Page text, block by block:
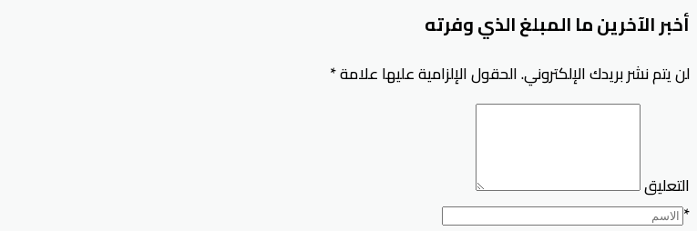
أخبر الآخرين ما المبلغ الذي وفرته
لن يتم نشر بريدك الإلكتروني.الحقول الإلزامية عليها علامة*
التعليق
*